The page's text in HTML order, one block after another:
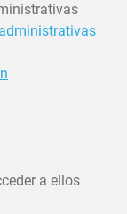
a ellos